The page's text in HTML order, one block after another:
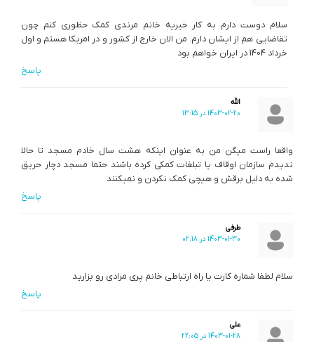
سلام دوست دارم به کار خیریه خانم مرندی کمک حظوری کنم چون
تقاضایی هم از ایشان دارم. من الان خارج از کشور و در امریکا هستم و اول
خرداد 1404 در ایران خواهم بود
پاسخ
الله
1403-02-20 در 13:15
واقعا راست میگن من به عنوان اینکه هشت سال خادم مسجد تا حالا
ندیدم سازمان اوقاف یا تبلغات کمکی کرده باشند حتما مسجد دچار حریق
شده به دلیل برقش و هیچی کمک نکردن و نمیکنند
پاسخ
طرفی
1403-01-30 در 02:18
سلام لطفا شماره کارت یا راه ارتباطی خانم پری مرادی رو بزارید
پاسخ
علی
1403-01-28 در 22:05